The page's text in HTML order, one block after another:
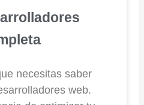
necesitas saber
web.